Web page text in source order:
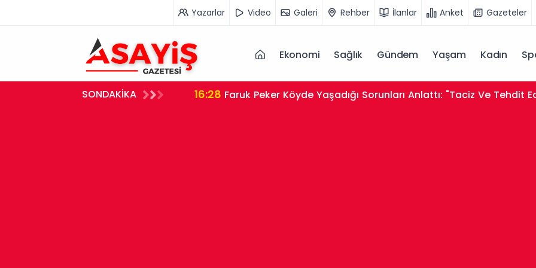
Yazarlar Video Galeri Rehber İlanlar Anket Gazeteler
Ekonomi Sağlık Gündem Yaşam Kadın
SONDAKİKA 16:28 Faruk Peker Köyde Yaşadığı Sorunları Anlattı: "Taciz Ve Tehdit